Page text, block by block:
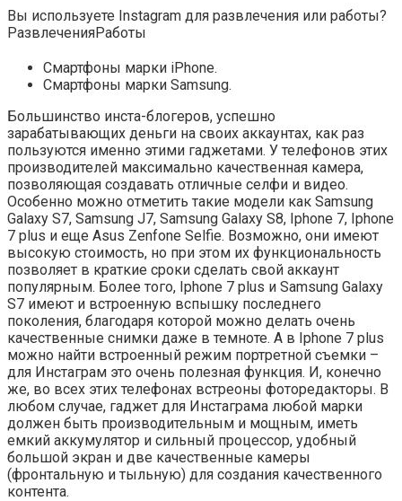
Вы используете Instagram для развлечения или работы?
РазвлеченияРаботы
Смартфоны марки iPhone.
Смартфоны марки Samsung.
Большинство инста-блогеров, успешно
зарабатывающих деньги на своих аккаунтах, как раз
пользуются именно этими гаджетами. У телефонов этих
производителей максимально качественная камера,
позволяющая создавать отличные селфи и видео.
Особенно можно отметить такие модели как Samsung
Galaxy S7, Samsung J7, Samsung Galaxy S8, Iphone 7, Iphone
7 plus и еще Asus Zenfone Selfie. Возможно, они имеют
высокую стоимость, но при этом их функциональность
позволяет в краткие сроки сделать свой аккаунт
популярным. Более того, Iphone 7 plus и Samsung Galaxy
S7 имеют и встроенную вспышку последнего
поколения, благодаря которой можно делать очень
качественные снимки даже в темноте. А в Iphone 7 plus
можно найти встроенный режим портретной съемки –
для Инстаграм это очень полезная функция. И, конечно
же, во всех этих телефонах встреоны фоторедакторы. В
любом случае, гаджет для Инстаграма любой марки
должен быть производительным и мощным, иметь
емкий аккумулятор и сильный процессор, удобный
большой экран и две качественные камеры
(фронтальную и тыльную) для создания качественного
контента.